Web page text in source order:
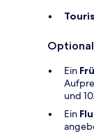
Ein
und
Ein